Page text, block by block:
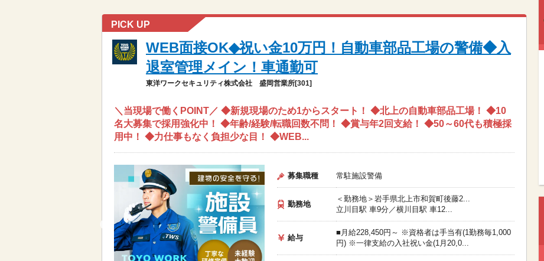
PICK UP
WEB面接OK◆祝い金10万円！自動車部品工場の警備◆入
退室管理メイン！車通勤可
東洋ワークセキュリティ株式会社 盛岡営業所[301]
＼当現場で働くPOINT／ ◆新規現場のため1からスタート！ ◆北上の自動車部品工場！ ◆10
名大募集で採用強化中！ ◆年齢/経験/転職回数不問！ ◆賞与年2回支給！ ◆50～60代も積極採
用中！ ◆力仕事もなく負担少な目！ ◆WEB...
募集職種 常駐施設警備
勤務地
＜勤務地＞岩手県北上市和賀町後藤2...
立川目駅 車9分／横川目駅 車12...
給与
■月給228,450円～ ※資格者は手当有(1勤務毎1,000
円) ※一律支給の入社祝い金(1月20,0...